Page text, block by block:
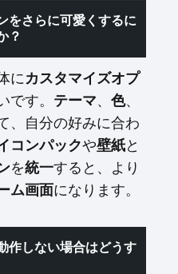
をさらに可愛くするに
？
にカスタマイズオプ
す。 テーマ、 色、
、自分の好みに合わ
コンパックや壁紙と
を統一すると、より
ム画面になります。
作しない場合はどうす